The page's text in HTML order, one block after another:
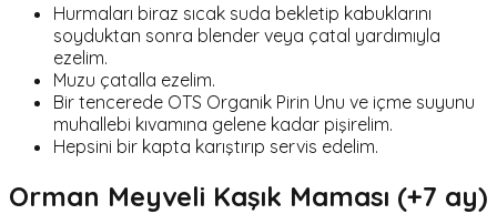
Hurmaları biraz sıcak suda bekletip kabuklarını
soyduktan sonra blender veya çatal yardımıyla
ezelim.
Muzu çatalla ezelim.
Bir tencerede OTS Organik Pirin Unu ve içme suyunu
muhallebi kıvamına gelene kadar pişirelim.
Hepsini bir kapta karıştırıp servis edelim.
Orman Meyveli Kaşık Maması (+7 ay)